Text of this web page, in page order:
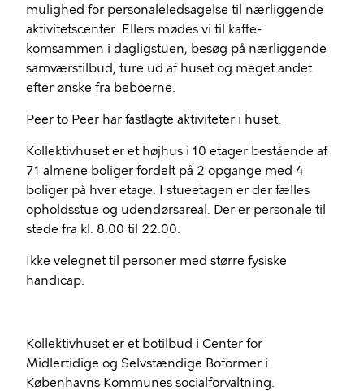
mulighed for personaleledsagelse til nærliggende
aktivitetscenter. Ellers mødes vi til kaffe-
komsammen i dagligstuen, besøg på nærliggende
samværstilbud, ture ud af huset og meget andet
efter ønske fra beboerne.
Peer to Peer har fastlagte aktiviteter i huset.
Kollektivhuset er et højhus i 10 etager bestående af
71 almene boliger fordelt på 2 opgange med 4
boliger på hver etage. I stueetagen er der fælles
opholdsstue og udendørsareal. Der er personale til
stede fra kl. 8.00 til 22.00.
Ikke velegnet til personer med større fysiske
handicap.
Kollektivhuset er et botilbud i Center for
Midlertidige og Selvstændige Boformer i
Københavns Kommunes socialforvaltning.